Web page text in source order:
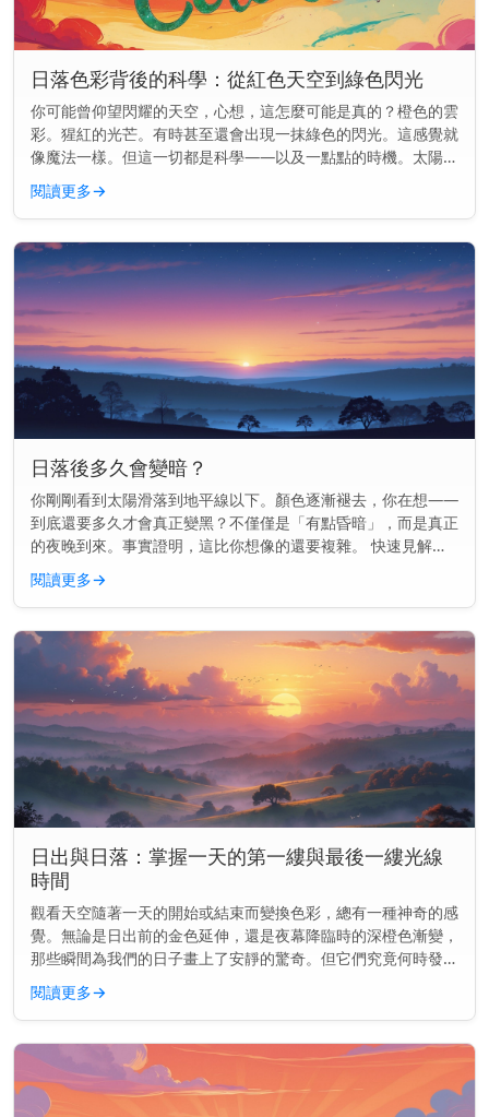
日落色彩背後的科學：從紅色天空到綠色閃光
你可能曾仰望閃耀的天空，心想，這怎麼可能是真的？橙色的雲
彩。猩紅的光芒。有時甚至還會出現一抹綠色的閃光。這感覺就
像魔法一樣。但這一切都是科學——以及一點點的時機。太陽可
能正在落下，但物理學才剛剛開始。 快速見解： 日落的顏色是
因為陽光穿過地...
閱讀更多→
日落後多久會變暗？
你剛剛看到太陽滑落到地平線以下。顏色逐漸褪去，你在想——
到底還要多久才會真正變黑？不僅僅是「有點昏暗」，而是真正
的夜晚到來。事實證明，這比你想像的還要複雜。 快速見解：
通常在日落後70到100分鐘內會完全變黑，這取決於你的地點和
季節。 為...
閱讀更多→
日出與日落：掌握一天的第一縷與最後一縷光線
時間
觀看天空隨著一天的開始或結束而變換色彩，總有一種神奇的感
覺。無論是日出前的金色延伸，還是夜幕降臨時的深橙色漸變，
那些瞬間為我們的日子畫上了安靜的驚奇。但它們究竟何時發生
——以及為何會改變？ 主要見解： 日出和日落並非每天都在同
一時間發生。它...
閱讀更多→